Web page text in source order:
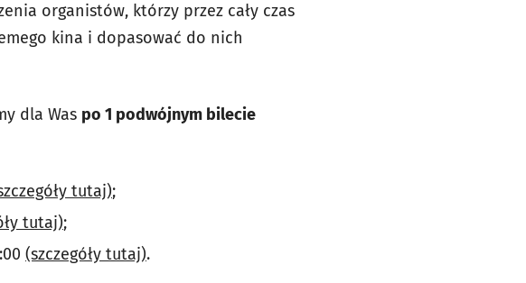
organistów, którzy przez cały czas
kina i dopasować do nich
dla Was po 1 podwójnym bilecie
tutaj);
tutaj);
(szczegóły tutaj).